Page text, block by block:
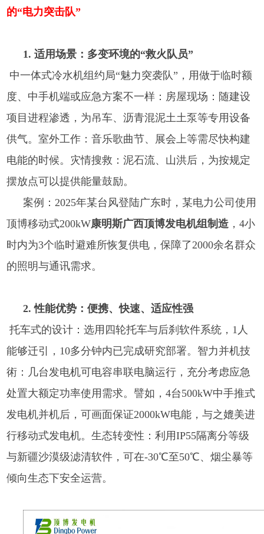
的“电力突击队”
1. 适用场景：多变环境的“救火队员”
中一体式冷水机组约局“魅力突袭队”，用做于临时额
度、中手机端或应急方案不一样：房屋现场：随建设
项目进程渗透，为吊车、沥青混泥土土泵等专用设备
供气。室外工作：音乐歌曲节、展会上等需尽快构建
电能的时候。灾情搜救：泥石流、山洪后，为按规定
摆放点可以提供能量鼓励。
案例：2025年某台风登陆广东时，某电力公司使用
顶博移动式200kW康明斯广西顶博发电机组制造 ，4小
时内为3个临时避难所恢复供电，保障了2000余名群众
的照明与通讯需求。
2. 性能优势：便携、快速、适应性强
托车式的设计：选用四轮托车与后刹软件系统，1人
能够迁引，10多分钟内已完成研究部署。智力并机技
術：几台发电机可电容串联电脑运行，充分考虑应急
处置大额定功率使用需求。譬如，4台500kW中手推式
发电机并机后，可画面保证2000kW电能，与之媲美进
行移动式发电机。生态转变性：利用IP55隔离分等级
与新疆沙漠级滤清软件，可在-30℃至50℃、烟尘暴等
倾向生态下安全运营。